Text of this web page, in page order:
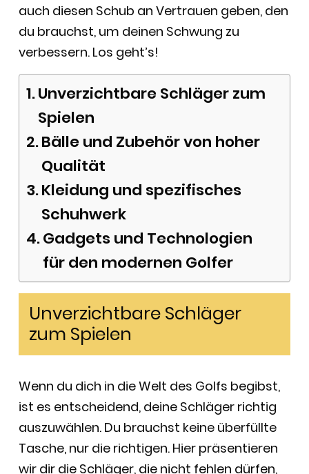
auch diesen Schub an Vertrauen geben, den
du brauchst, um deinen Schwung zu
verbessern. Los geht’s!
Unverzichtbare Schläger zum
Spielen
Bälle und Zubehör von hoher
Qualität
Kleidung und spezifisches
Schuhwerk
Gadgets und Technologien
für den modernen Golfer
Unverzichtbare Schläger
zum Spielen
Wenn du dich in die Welt des Golfs begibst,
ist es entscheidend, deine Schläger richtig
auszuwählen. Du brauchst keine überfüllte
Tasche, nur die richtigen. Hier präsentieren
wir dir die Schläger, die nicht fehlen dürfen,